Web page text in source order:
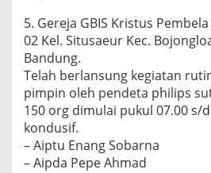
5. Gereja GBIS Kristus
02 Kel. Situsaeur Kec.
Bandung.
Telah berlansung kegiatan
pimpin oleh pendeta philips
150 org dimulai pukul 07.00 s/
kondusif.
– Aiptu Enang Sobarna
– Aipda Pepe Ahmad